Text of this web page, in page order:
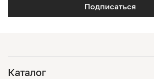
Подписаться
Каталог